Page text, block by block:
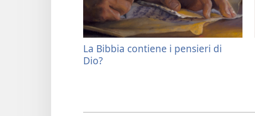
La Bibbia contiene i pensieri di
Dio?